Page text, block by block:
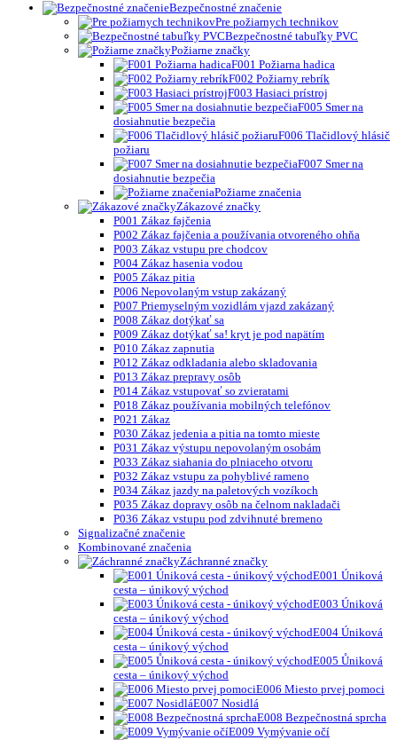
Bezpečnostné značenie
Pre požiarnych technikov
Bezpečnostné tabuľky PVC
Požiarne značky
F001 Požiarna hadica
F002 Požiarny rebrík
F003 Hasiaci prístroj
F005 Smer na
dosiahnutie bezpečia
F006 Tlačidlový hlásič
požiaru
F007 Smer na
dosiahnutie bezpečia
Požiarne značenia
Zákazové značky
P001 Zákaz fajčenia
P002 Zákaz fajčenia a používania otvoreného ohňa
P003 Zákaz vstupu pre chodcov
P004 Zákaz hasenia vodou
P005 Zákaz pitia
P006 Nepovolaným vstup zakázaný
P007 Priemyselným vozidlám vjazd zakázaný
P008 Zákaz dotýkať sa
P009 Zákaz dotýkať sa! kryt je pod napätím
P010 Zákaz zapnutia
P012 Zákaz odkladania alebo skladovania
P013 Zákaz prepravy osôb
P014 Zákaz vstupovať so zvieratami
P018 Zákaz používania mobilných telefónov
P021 Zákaz
P030 Zákaz jedenia a pitia na tomto mieste
P031 Zákaz výstupu nepovolaným osobám
P033 Zákaz siahania do plniaceho otvoru
P032 Zákaz vstupu za pohyblivé rameno
P034 Zákaz jazdy na paletových vozíkoch
P035 Zákaz dopravy osôb na čelnom nakladači
P036 Zákaz vstupu pod zdvihnuté bremeno
Signalizačné značenie
Kombinované značenia
Záchranné značky
E001 Úniková
cesta – únikový východ
E003 Úniková
cesta – únikový východ
E004 Úniková
cesta – únikový východ
E005 Ůniková
cesta – únikový východ
E006 Miesto prvej pomoci
E007 Nosidlá
E008 Bezpečnostná sprcha
E009 Vymývanie očí